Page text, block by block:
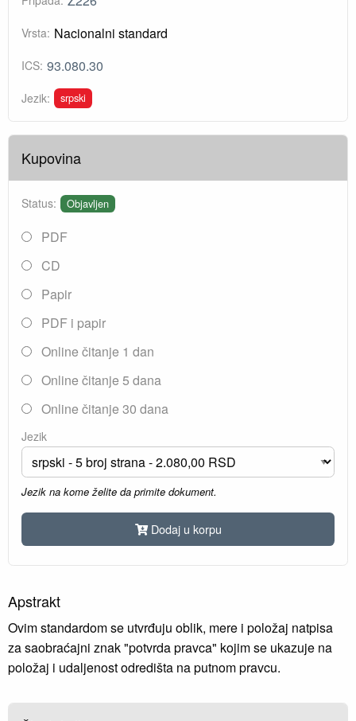
Vrsta: Nacionalni standard
ICS: 93.080.30
Jezik: srpski
Kupovina
Status: Objavljen
PDF
CD
Papir
PDF i papir
Online čitanje 1 dan
Online čitanje 5 dana
Online čitanje 30 dana
Jezik
Jezik na kome želite da primite dokument.
Dodaj u korpu
Apstrakt
Ovim standardom se utvrđuju oblik, mere i položaj natpisa
za saobraćajni znak "potvrda pravca" kojim se ukazuje na
položaj i udaljenost odredišta na putnom pravcu.